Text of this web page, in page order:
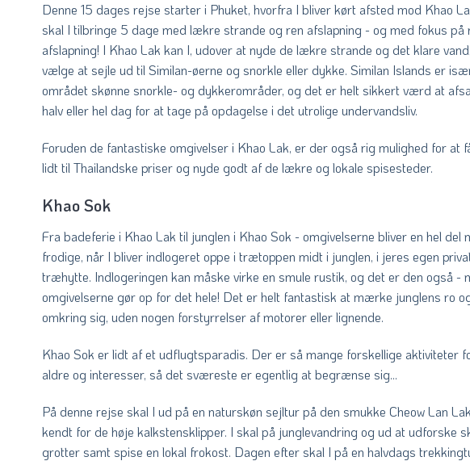
Denne 15 dages rejse starter i Phuket, hvorfra I bliver kørt afsted mod Khao
skal I tilbringe 5 dage med lækre strande og ren afslapning - og med fokus på
afslapning! I Khao Lak kan I, udover at nyde de lækre strande og det klare
vælge at sejle ud til Similan-øerne og snorkle eller dykke. Similan Islands er
området skønne snorkle- og dykkerområder, og det er helt sikkert værd at
halv eller hel dag for at tage på opdagelse i det utrolige undervandsliv.
Foruden de fantastiske omgivelser i Khao Lak, er der også rig mulighed for at
lidt til Thailandske priser og nyde godt af de lækre og lokale spisesteder.
Khao Sok
Fra badeferie i Khao Lak til junglen i Khao Sok - omgivelserne bliver en hel del
frodige, når I bliver indlogeret oppe i trætoppen midt i junglen, i jeres egen
træhytte. Indlogeringen kan måske virke en smule rustik, og det er den også -
omgivelserne gør op for det hele! Det er helt fantastisk at mærke junglens ro
omkring sig, uden nogen forstyrrelser af motorer eller lignende.
Khao Sok er lidt af et udflugtsparadis. Der er så mange forskellige aktiviteter
aldre og interesser, så det sværeste er egentlig at begrænse sig...
På denne rejse skal I ud på en naturskøn sejltur på den smukke Cheow Lan
kendt for de høje kalkstensklipper. I skal på junglevandring og ud at udforske
grotter samt spise en lokal frokost. Dagen efter skal I på en halvdags